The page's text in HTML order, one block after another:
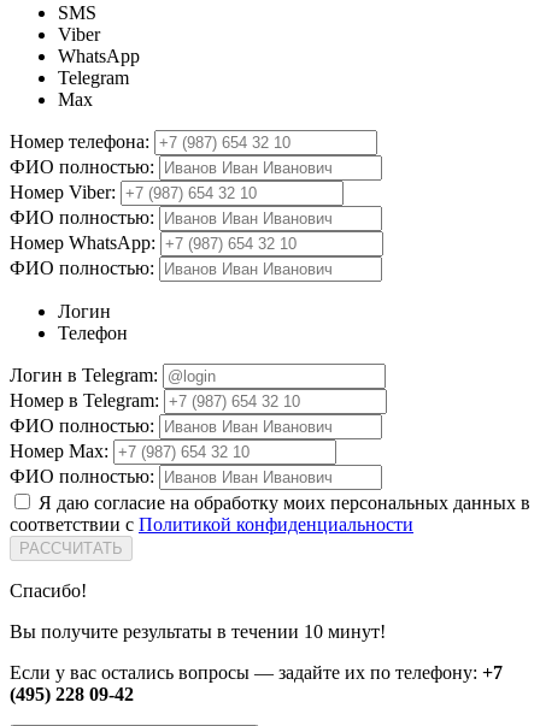
SMS
Viber
WhatsApp
Telegram
Max
Номер телефона:
ФИО полностью:
Номер Viber:
ФИО полностью:
Номер WhatsApp:
ФИО полностью:
Логин
Телефон
Логин в Telegram:
Номер в Telegram:
ФИО полностью:
Номер Max:
ФИО полностью:
Я даю согласие на обработку моих персональных данных в
соответствии с Политикой конфиденциальности
РАССЧИТАТЬ
Спасибо!
Вы получите результаты в течении 10 минут!
Если у вас остались вопросы — задайте их по телефону: +7
(495) 228 09-42